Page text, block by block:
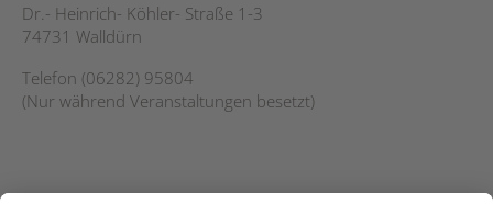
Dr.- Heinrich- Köhler- Straße 1-3
74731 Walldürn
Telefon (06282) 95804
(Nur während Veranstaltungen besetzt)